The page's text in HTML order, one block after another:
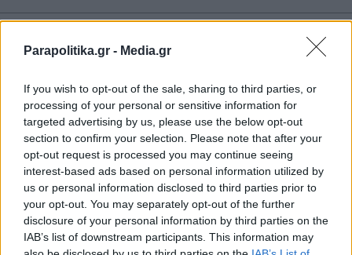
Parapolitika.gr - Media.gr
If you wish to opt-out of the sale, sharing to third parties, or
processing of your personal or sensitive information for
targeted advertising by us, please use the below opt-out
section to confirm your selection. Please note that after your
opt-out request is processed you may continue seeing
interest-based ads based on personal information utilized by
us or personal information disclosed to third parties prior to
your opt-out. You may separately opt-out of the further
disclosure of your personal information by third parties on the
IAB’s list of downstream participants. This information may